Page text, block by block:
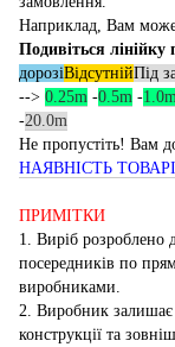
Наприклад, Вам може
Подивіться лінійку
дорозіВідсутнійПід
--> 0.25m -0.5m -1.0m
-20.0m
Не пропустіть! Вам
НАЯВНІСТЬ
ПРИМІТКИ
1. Виріб розроблено
посередників по
виробниками.
2. Виробник залишає
конструкції та